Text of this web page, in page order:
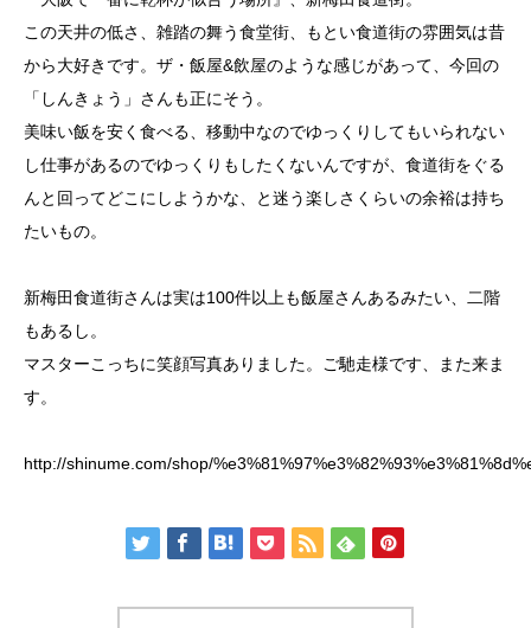
この天井の低さ、雑踏の舞う食堂街、もとい食道街の雰囲気は昔
から大好きです。ザ・飯屋&飲屋のような感じがあって、今回の
「しんきょう」さんも正にそう。
美味い飯を安く食べる、移動中なのでゆっくりしてもいられない
し仕事があるのでゆっくりもしたくないんですが、食道街をぐる
んと回ってどこにしようかな、と迷う楽しさくらいの余裕は持ち
たいもの。
新梅田食道街さんは実は100件以上も飯屋さんあるみたい、二階
もあるし。
マスターこっちに笑顔写真ありました。ご馳走様です、また来ま
す。
http://shinume.com/shop/